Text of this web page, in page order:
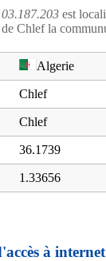
est
Chlef la
Algerie
Chlef
Chlef
36.1739
1.33656
à internet